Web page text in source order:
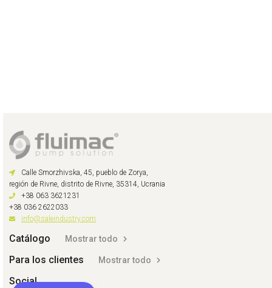
Calle Smorzhivska, 45, pueblo de Zorya,
región de Rivne, distrito de Rivne, 35314, Ucrania
+38 063 3621231
+38 036 2622033
info@saleindustry.com
Catálogo Mostrar todo
Para los clientes Mostrar todo
Social